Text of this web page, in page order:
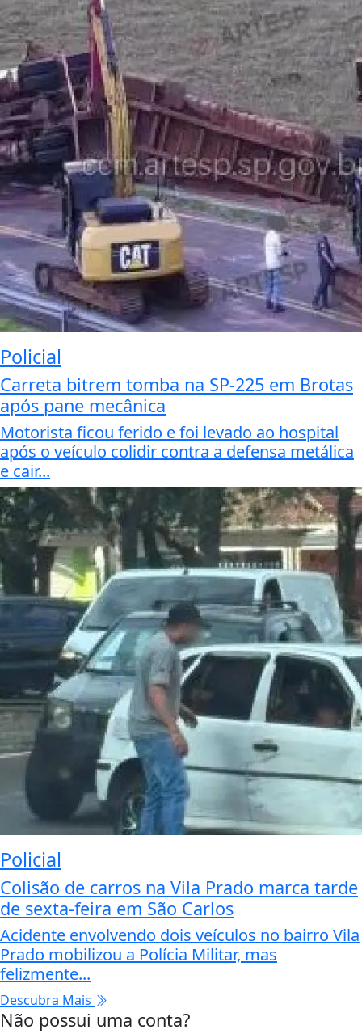
Policial
Carreta bitrem tomba na SP-225 em Brotas
após pane mecânica
Motorista ficou ferido e foi levado ao hospital
após o veículo colidir contra a defensa metálica
e cair...
Policial
Colisão de carros na Vila Prado marca tarde
de sexta-feira em São Carlos
Acidente envolvendo dois veículos no bairro Vila
Prado mobilizou a Polícia Militar, mas
felizmente...
Descubra Mais
Não possui uma conta?